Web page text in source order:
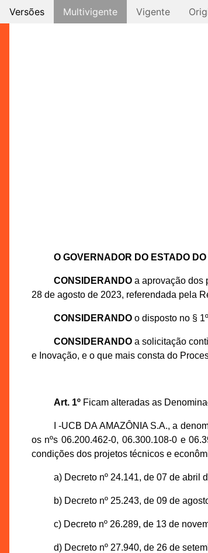
Versões Multivigente Vigente
O GOVERNADOR DO ESTADO
CONSIDERANDOa aprovação dos
28 de agosto de 2023, referendada pela
CONSIDERANDOo disposto no §
CONSIDERANDOa solicitação
e Inovação, e o que mais consta do
Art. 1ºFicam alteradas as
I -UCB DA AMAZÔNIA S.A., a
os nºs 06.200.462-0, 06.300.108-0 e
condições dos projetos técnicos e
a) Decreto nº 24.141, de 07 de abril
b) Decreto nº 25.243, de 09 de
c) Decreto nº 26.289, de 13 de
d) Decreto nº 27.940, de 26 de